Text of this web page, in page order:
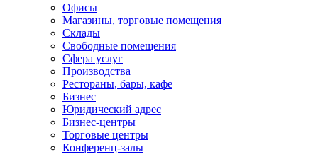
Офисы
Магазины, торговые помещения
Склады
Свободные помещения
Сфера услуг
Производства
Рестораны, бары, кафе
Бизнес
Юридический адрес
Бизнес-центры
Торговые центры
Конференц-залы